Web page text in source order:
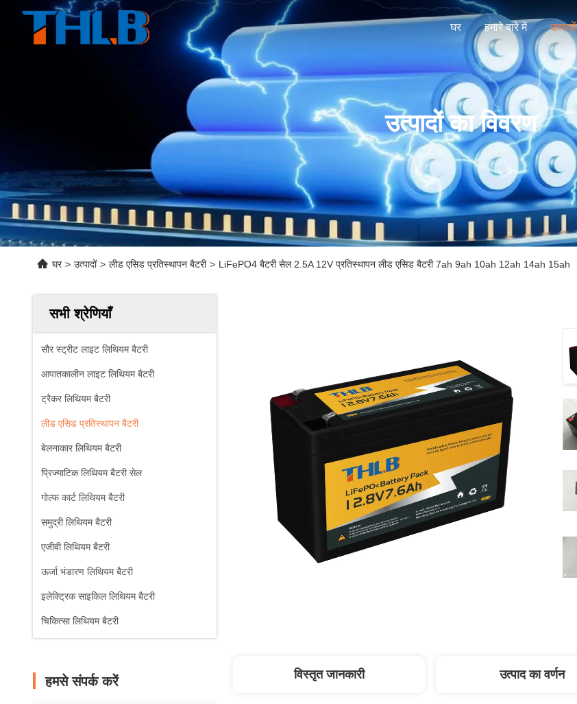
घर हमारे बारे में उत्पादों
उत्पादों का विवरण
घर > उत्पादों > लीड एसिड प्रतिस्थापन बैटरी > LiFePO4 बैटरी सेल 2.5A 12V प्रतिस्थापन लीड एसिड बैटरी 7ah 9ah 10ah 12ah 14ah 15ah
सभी श्रेणियाँ
सौर स्ट्रीट लाइट लिथियम बैटरी
आपातकालीन लाइट लिथियम बैटरी
ट्रैकर लिथियम बैटरी
लीड एसिड प्रतिस्थापन बैटरी
बेलनाकार लिथियम बैटरी
प्रिज्माटिक लिथियम बैटरी सेल
गोल्फ कार्ट लिथियम बैटरी
समुद्री लिथियम बैटरी
एजीवी लिथियम बैटरी
ऊर्जा भंडारण लिथियम बैटरी
इलेक्ट्रिक साइकिल लिथियम बैटरी
चिकित्सा लिथियम बैटरी
हमसे संपर्क करें विस्तृत जानकारी उत्पाद का वर्णन